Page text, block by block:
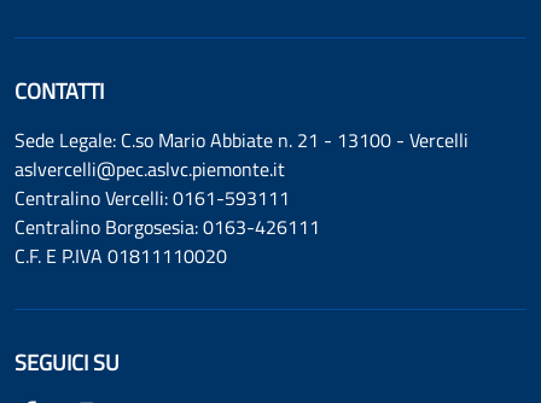
CONTATTI
Sede Legale: C.so Mario Abbiate n. 21 - 13100 - Vercelli
aslvercelli@pec.aslvc.piemonte.it
Centralino Vercelli: 0161-593111
Centralino Borgosesia: 0163-426111
C.F. E P.IVA 01811110020
SEGUICI SU